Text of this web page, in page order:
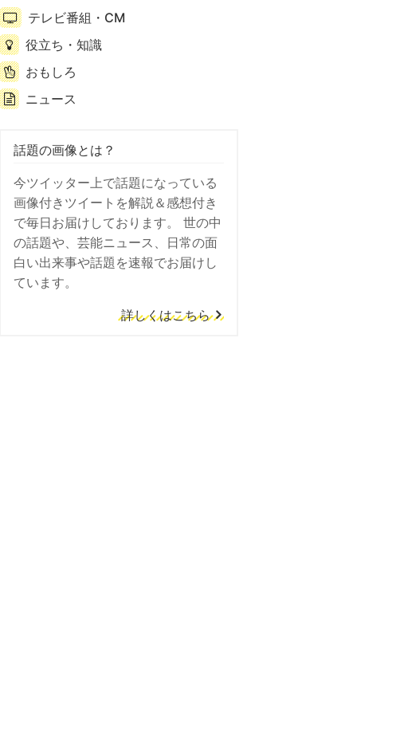
テレビ番組・CM
役立ち・知識
おもしろ
ニュース
話題の画像とは？
今ツイッター上で話題になっている
画像付きツイートを解説＆感想付き
で毎日お届けしております。 世の中
の話題や、芸能ニュース、日常の面
白い出来事や話題を速報でお届けし
ています。
詳しくはこちら